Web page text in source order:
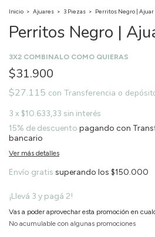
Inicio > Ajuares > 3 Piezas > Perritos Negro | Ajuar
Perritos Negro |
3X2 COMBINALO COMO QUIERAS
$31.900
$27.115 con Transferencia o
3 x $10.633,33 sin interés
15% de descuento pagando con
bancario
Ver más detalles
Envío gratis superando los $150.000
¡Llevá 3 y pagá 2!
Vas a poder aprovechar esta promoción en
No acumulable con algunas promociones